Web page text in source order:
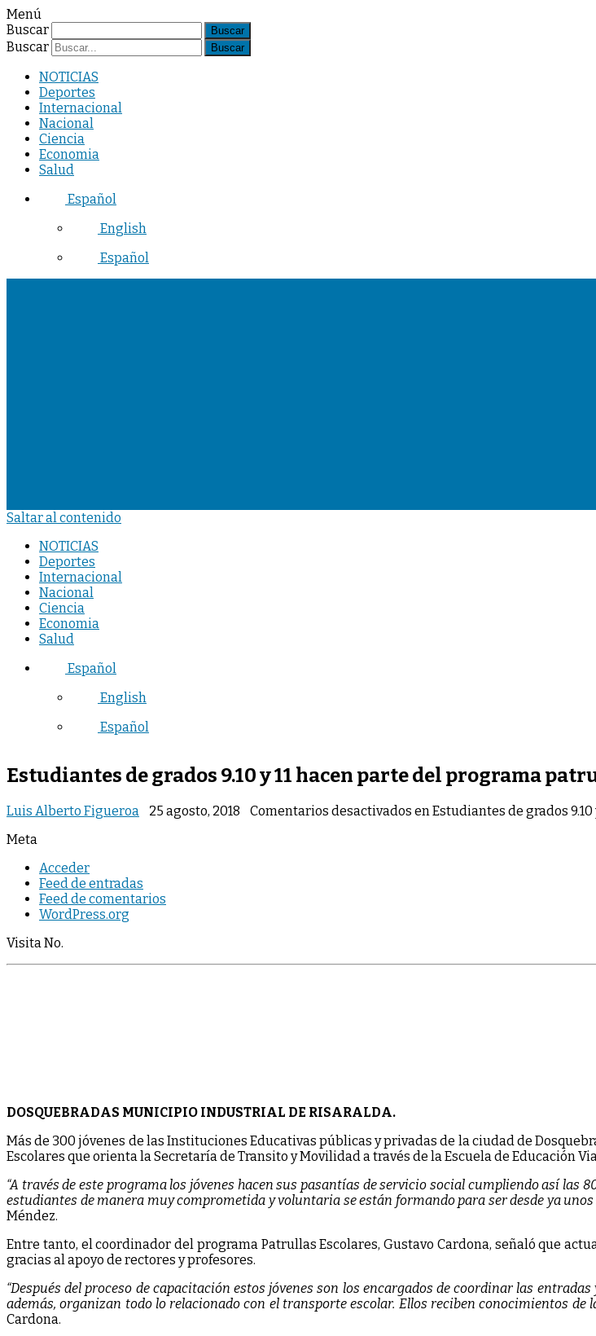
Menú
Buscar
Buscar
NOTICIAS
Deportes
Internacional
Nacional
Ciencia
Economia
Salud
Español
English
Español
Saltar al contenido
NOTICIAS
Deportes
Internacional
Nacional
Ciencia
Economia
Salud
Español
English
Español
Estudiantes de grados 9.10 y 11 hacen parte del programa
Luis Alberto Figueroa 25 agosto, 2018 Comentarios desactivados en Estudiantes de grados
Meta
Acceder
Feed de entradas
Feed de comentarios
WordPress.org
Visita No.
DOSQUEBRADAS MUNICIPIO INDUSTRIAL DE RISARALDA.
Más de 300 jóvenes de las Instituciones Educativas públicas y privadas de la ciudad de
Escolares que orienta la Secretaría de Transito y Movilidad a través de la Escuela de Educación
“A través de este programa los jóvenes hacen sus pasantías de servicio social cumpliendo así las
estudiantes de manera muy comprometida y voluntaria se están formando para ser desde ya unos
Méndez.
Entre tanto, el coordinador del programa Patrullas Escolares, Gustavo Cardona, señaló que
gracias al apoyo de rectores y profesores.
“Después del proceso de capacitación estos jóvenes son los encargados de coordinar las
además, organizan todo lo relacionado con el transporte escolar. Ellos reciben conocimientos
Cardona.